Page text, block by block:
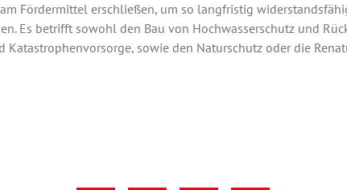
Fördermittel erschließen, um so langfristig
Es betrifft sowohl den Bau von Hochwasserschutz und
Katastrophenvorsorge, sowie den Naturschutz oder die